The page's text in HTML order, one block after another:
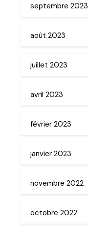
septembre 2023
août 2023
juillet 2023
avril 2023
février 2023
janvier 2023
novembre 2022
octobre 2022